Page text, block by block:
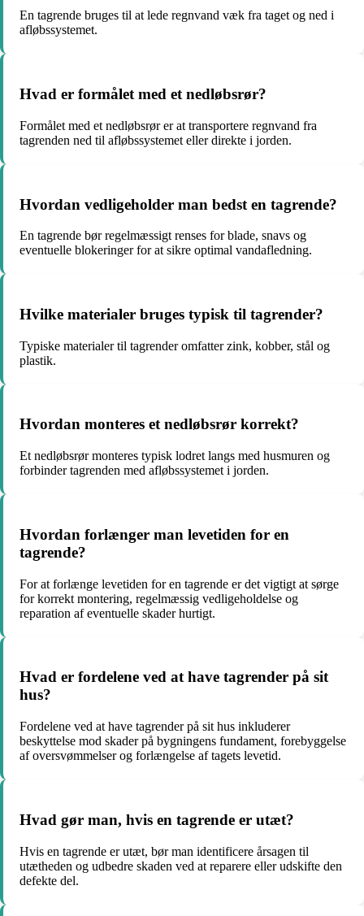
En tagrende bruges til at lede regnvand væk fra taget og ned i
afløbssystemet.
Hvad er formålet med et nedløbsrør?
Formålet med et nedløbsrør er at transportere regnvand fra
tagrenden ned til afløbssystemet eller direkte i jorden.
Hvordan vedligeholder man bedst en tagrende?
En tagrende bør regelmæssigt renses for blade, snavs og
eventuelle blokeringer for at sikre optimal vandafledning.
Hvilke materialer bruges typisk til tagrender?
Typiske materialer til tagrender omfatter zink, kobber, stål og
plastik.
Hvordan monteres et nedløbsrør korrekt?
Et nedløbsrør monteres typisk lodret langs med husmuren og
forbinder tagrenden med afløbssystemet i jorden.
Hvordan forlænger man levetiden for en
tagrende?
For at forlænge levetiden for en tagrende er det vigtigt at sørge
for korrekt montering, regelmæssig vedligeholdelse og
reparation af eventuelle skader hurtigt.
Hvad er fordelene ved at have tagrender på sit
hus?
Fordelene ved at have tagrender på sit hus inkluderer
beskyttelse mod skader på bygningens fundament, forebyggelse
af oversvømmelser og forlængelse af tagets levetid.
Hvad gør man, hvis en tagrende er utæt?
Hvis en tagrende er utæt, bør man identificere årsagen til
utætheden og udbedre skaden ved at reparere eller udskifte den
defekte del.